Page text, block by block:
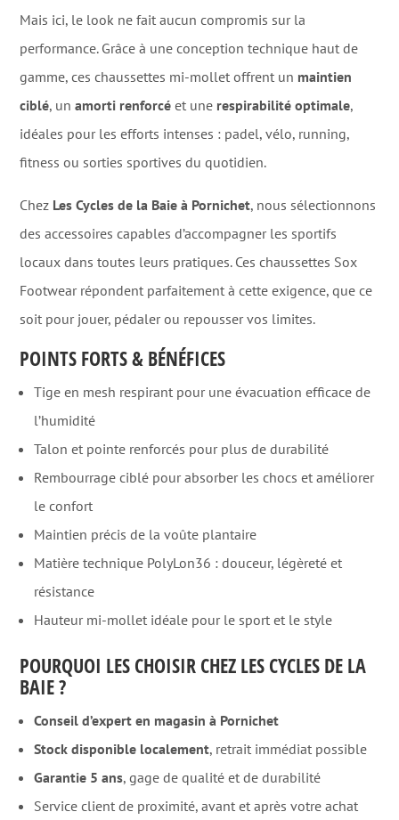
Mais ici, le look ne fait aucun compromis sur la
performance. Grâce à une conception technique haut de
gamme, ces chaussettes mi-mollet offrent un maintien
ciblé, unamorti renforcé et une respirabilité optimale,
idéales pour les efforts intenses : padel, vélo, running,
fitness ou sorties sportives du quotidien.
Chez Les Cycles de la Baie à Pornichet, nous sélectionnons
des accessoires capables d’accompagner les sportifs
locaux dans toutes leurs pratiques. Ces chaussettes Sox
Footwear répondent parfaitement à cette exigence, que ce
soit pour jouer, pédaler ou repousser vos limites.
POINTS FORTS & BÉNÉFICES
Tige en mesh respirant pour une évacuation efficace de
l’humidité
Talon et pointe renforcés pour plus de durabilité
Rembourrage ciblé pour absorber les chocs et améliorer
le confort
Maintien précis de la voûte plantaire
Matière technique PolyLon36 : douceur, légèreté et
résistance
Hauteur mi-mollet idéale pour le sport et le style
POURQUOI LES CHOISIR CHEZ LES CYCLES DE LA
BAIE ?
Conseil d’expert en magasin à Pornichet
Stock disponible localement, retrait immédiat possible
Garantie 5 ans, gage de qualité et de durabilité
Service client de proximité, avant et après votre achat